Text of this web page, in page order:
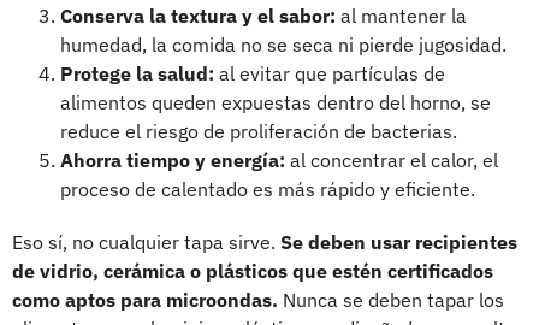
Conserva la textura y el sabor: al mantener la
humedad, la comida no se seca ni pierde jugosidad.
Protege la salud: al evitar que partículas de
alimentos queden expuestas dentro del horno, se
reduce el riesgo de proliferación de bacterias.
Ahorra tiempo y energía: al concentrar el calor, el
proceso de calentado es más rápido y eficiente.
Eso sí, no cualquier tapa sirve. Se deben usar recipientes
de vidrio, cerámica o plásticos que estén certificados
como aptos para microondas. Nunca se deben tapar los